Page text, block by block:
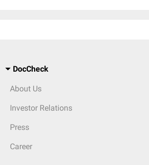
DocCheck
About Us
Investor Relations
Press
Career